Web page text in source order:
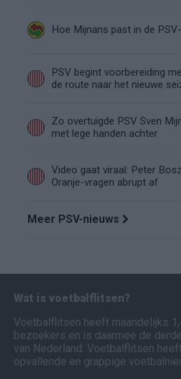
Hoe Mijnans past in de
PSV begint voorbereiding
de route naar het nieuwe
Zo overtuigde PSV Sven
met lege handen achter
Video gaat viraal: Peter
Oranje-vragen abrupt af
Meer PSV-nieuws
Wat is voetbalflitsen?
Voetbalflitsen heeft maandelijks
bezoekers en is daarmee de
van Nederland. Voetbalflitsen
opvallende en grappige